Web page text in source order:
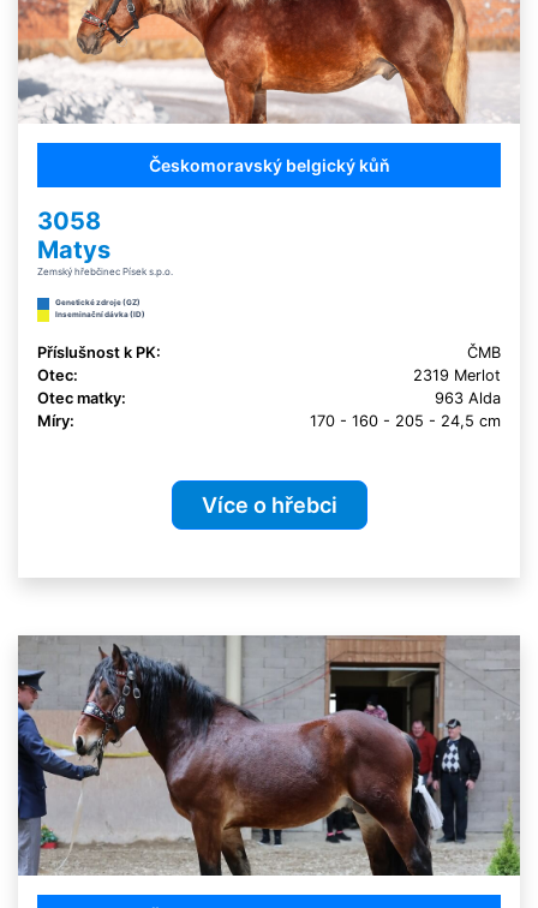
Českomoravský belgický kůň
3058
Matys
Zemský hřebčinec Písek s.p.o.
Genetické zdroje (GZ)
Inseminační dávka (ID)
Příslušnost k PK:
ČMB
Otec:
2319 Merlot
Otec matky:
963 Alda
Míry:
170 - 160 - 205 - 24,5 cm
Více o hřebci